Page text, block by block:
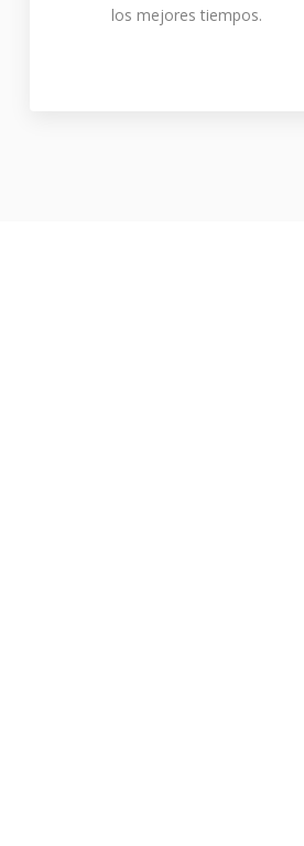
los mejores tiempos.